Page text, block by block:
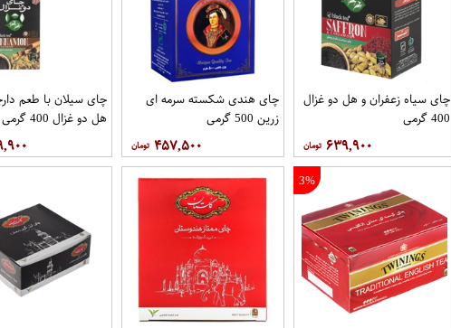
چای سیاه زعفران و هل دو غزال
400 گرمی
۶۳۹,۹۰۰
چای هندی شکسته سرمه ای
زرین 500 گرمی
۴۵۷,۵۰۰
چای سیلان با طعم
هل دو غزال 400 گرمی
3%